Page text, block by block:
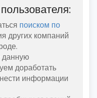
поиском по
других компаний
данную
доработать
информации